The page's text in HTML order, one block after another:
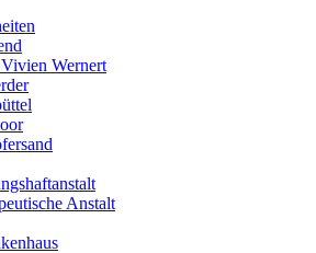
Wernert
Anstalt